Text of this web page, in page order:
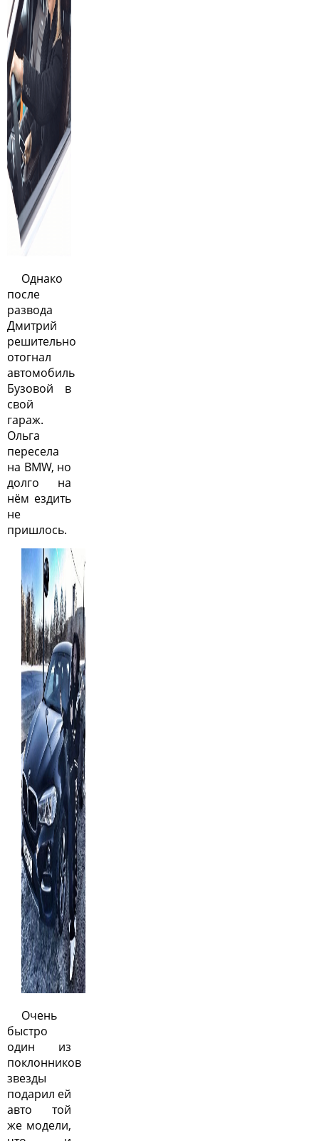
Однако
после
развода
Дмитрий
решительно
отогнал
автомобиль
Бузовой в
свой
гараж.
Ольга
пересела
на BMW, но
долго на
нём ездить
не
пришлось.
Очень
быстро
один из
поклонников
звезды
подарил ей
авто той
же модели,